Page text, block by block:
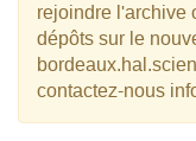
rejoindre l'archive
dépôts sur le
contactez-nous